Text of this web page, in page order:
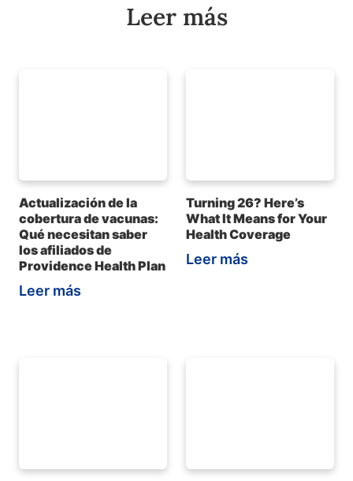
Leer más
Actualización de la
cobertura de vacunas:
Qué necesitan saber
los afiliados de
Providence Health Plan
Leer más
Turning 26? Here’s
What It Means for Your
Health Coverage
Leer más